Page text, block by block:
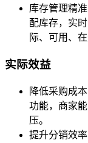
库存管理精
配库存，实
际、可用、
实际效益
降低采购成
功能，商家
压。
提升分销效